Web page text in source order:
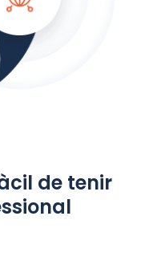
de tenir